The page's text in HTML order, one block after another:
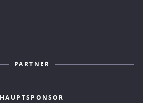
PARTNER
HAUPTSPONSOR